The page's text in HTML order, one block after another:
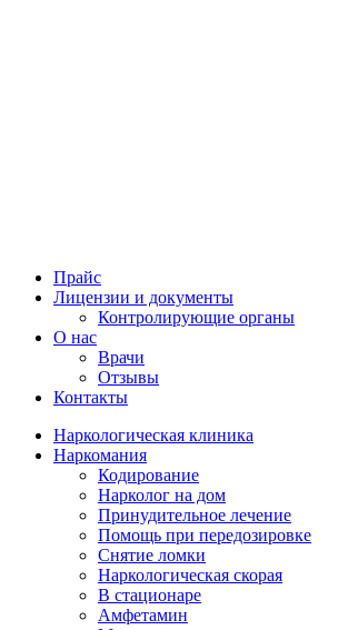
Прайс
Лицензии и документы
Контролирующие органы
О нас
Врачи
Отзывы
Контакты
Наркологическая клиника
Наркомания
Кодирование
Нарколог на дом
Принудительное лечение
Помощь при передозировке
Снятие ломки
Наркологическая скорая
В стационаре
Амфетамин